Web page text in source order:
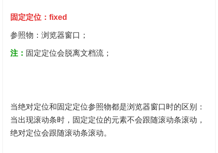
固定定位：fixed
参照物：浏览器窗口；
注： 固定定位会脱离文档流；
当绝对定位和固定定位参照物都是浏览器窗口时的区别：
当出现滚动条时，固定定位的元素不会跟随滚动条滚动，
绝对定位会跟随滚动条滚动。